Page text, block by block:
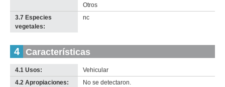
Otros
3.7 Especies
vegetales:
nc
4 Características
4.1 Usos:
Vehicular
4.2 Apropiaciones:
No se detectaron.